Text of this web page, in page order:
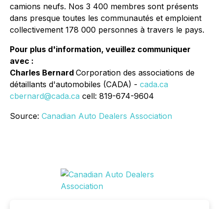
camions neufs. Nos 3 400 membres sont présents
dans presque toutes les communautés et emploient
collectivement 178 000 personnes à travers le pays.
Pour plus d'information, veuillez communiquer
avec :
Charles Bernard Corporation des associations de
détaillants d'automobiles (CADA) - cada.ca
cbernard@cada.ca cell: 819-674-9604
Source: Canadian Auto Dealers Association